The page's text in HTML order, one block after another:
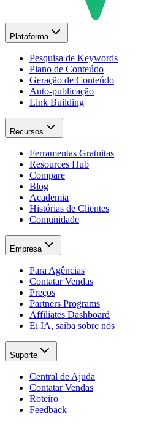
Plataforma
Pesquisa de Keywords
Plano de Conteúdo
Geração de Conteúdo
Auto-publicação
Link Building
Recursos
Ferramentas Gratuitas
Resources Hub
Compare
Blog
Academia
Histórias de Clientes
Comunidade
Empresa
Para Agências
Contatar Vendas
Preços
Partners Programs
Affiliates Dashboard
Ei IA, saiba sobre nós
Suporte
Central de Ajuda
Contatar Vendas
Roteiro
Feedback